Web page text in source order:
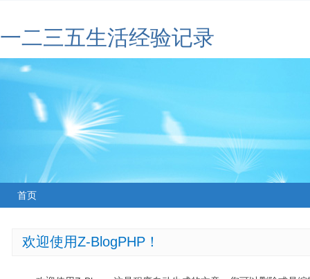
一二三五生活经验记录
首页
欢迎使用Z-BlogPHP！